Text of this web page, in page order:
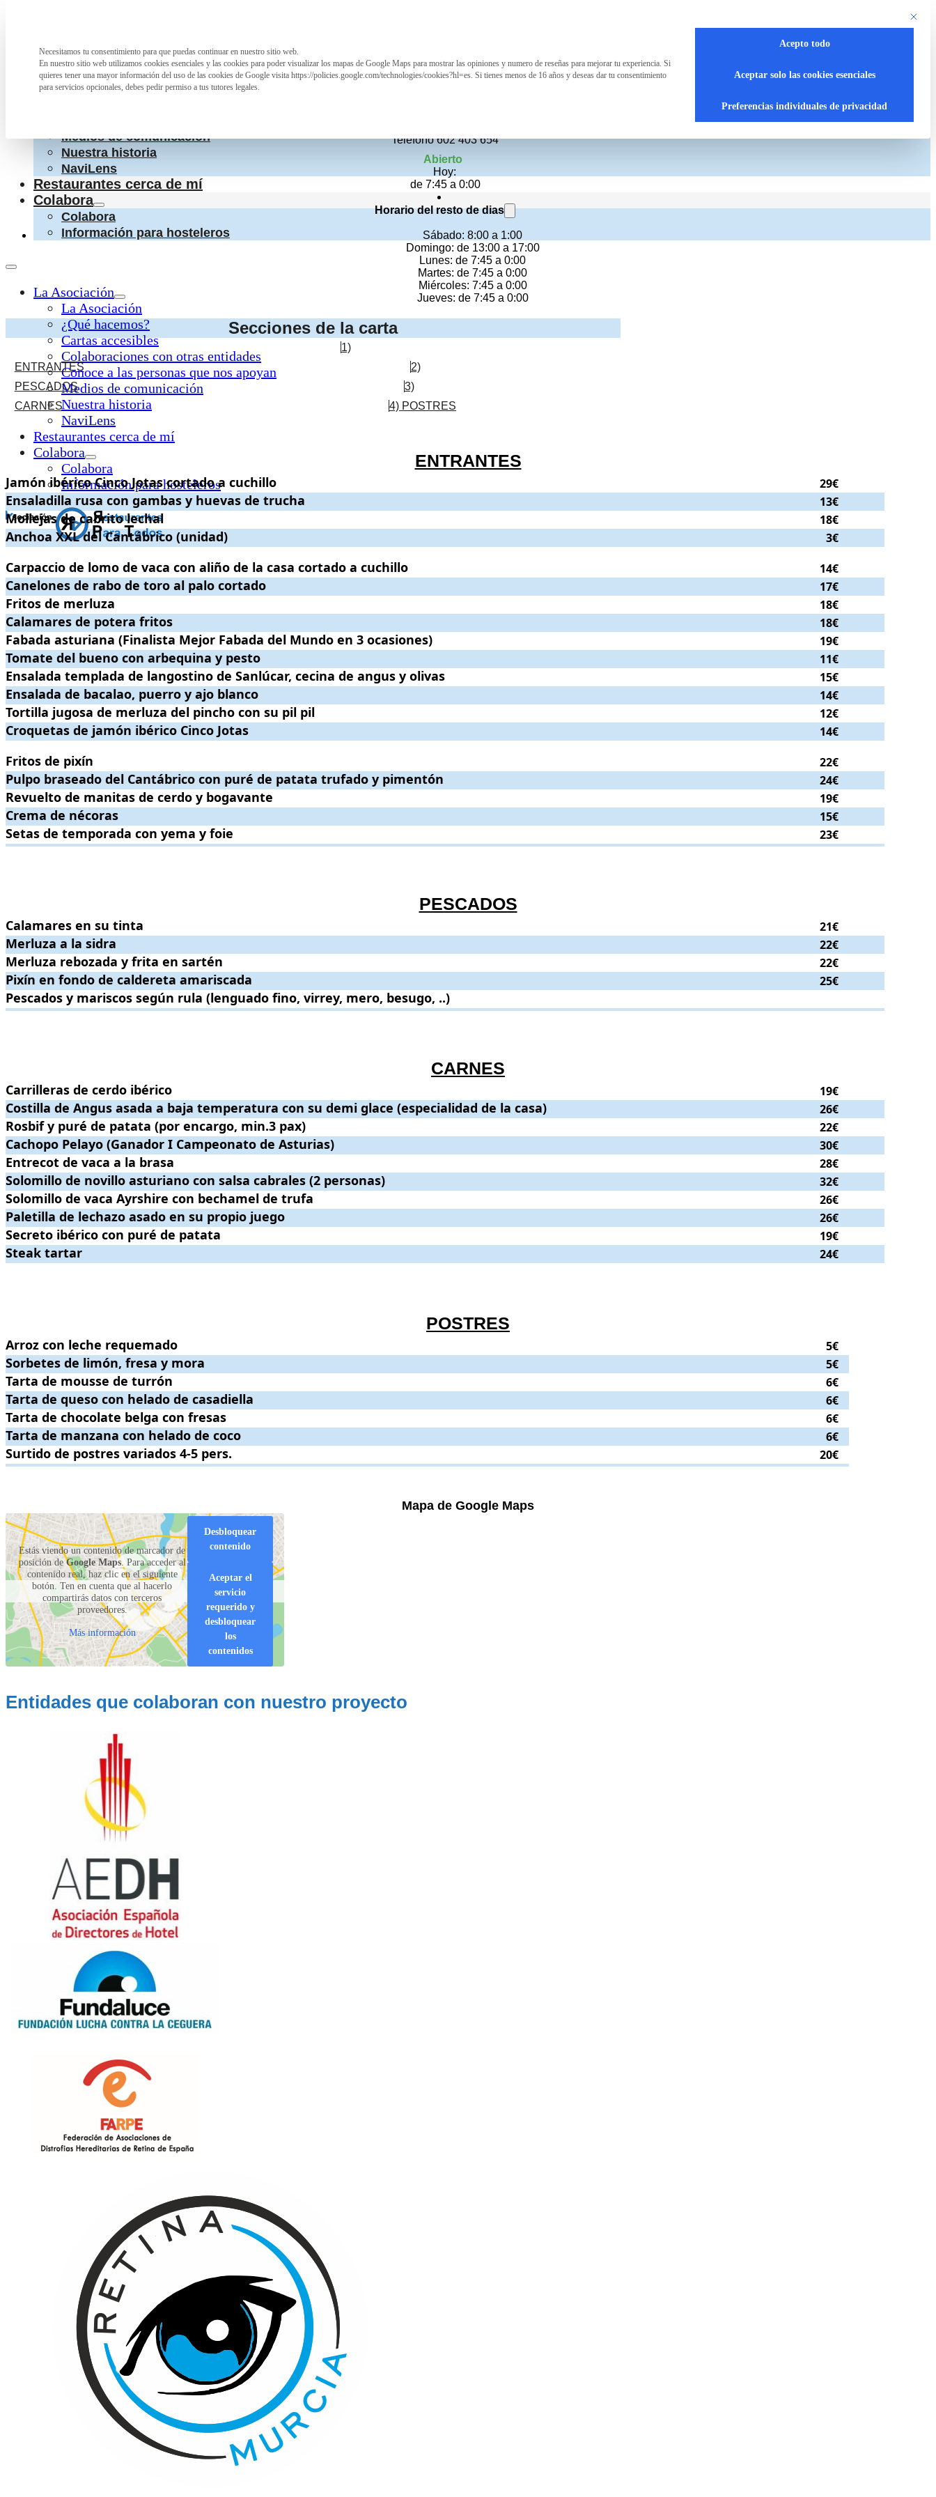
La Asociación
¿Qué hacemos?
Cartas accesibles
Medios de comunicación
Nuestra historia
NaviLens
Restaurantes cerca de mí
Colabora
Colabora
Información para hosteleros
La Asociación
La Asociación
¿Qué hacemos?
Cartas accesibles
Colaboraciones con otras entidades
Conoce a las personas que nos apoyan
Medios de comunicación
Nuestra historia
NaviLens
Restaurantes cerca de mí
Colabora
Colabora
Información para hosteleros
La Corte De Pelayo
Teléfono 602 403 654
Abierto
Hoy:
de 7:45 a 0:00
Horario del resto de dias
Sábado: 8:00 a 1:00
Domingo: de 13:00 a 17:00
Lunes: de 7:45 a 0:00
Martes: de 7:45 a 0:00
Miércoles: 7:45 a 0:00
Jueves: de 7:45 a 0:00
Secciones de la carta
1)
ENTRANTES
2)
PESCADOS
3)
CARNES
4) POSTRES
ENTRANTES
Jamón ibérico Cinco Jotas cortado a cuchillo .. Precio:29€
Jamón ibérico Cinco Jotas cortado a cuchillo 29€
Ensaladilla rusa con gambas y huevas de trucha .. Precio:13€ .
Ensaladilla rusa con gambas y huevas de trucha 13€
Mollejas de cabrito lechal .. Precio:
Mollejas de cabrito lechal 18€
Anchoa XXL del Cantábrico (unidad) .. Precio:
Anchoa XXL del Cantábrico (unidad) 3€
Carpaccio de lomo de vaca con aliño de la casa cortado a cuchillo .. Precio: 14€ .
Carpaccio de lomo de vaca con aliño de la casa cortado a cuchillo 14€
Canelones de rabo de toro al palo cortado .. Precio:17€
Canelones de rabo de toro al palo cortado 17€
Fritos de merluza .. Precio:
Fritos de merluza 18€
Calamares de potera fritos . . Precio:
Calamares de potera fritos 18€
Fabada asturiana (Finalista Mejor Fabada del Mundo en 3 ocasiones) .. Precio:19€ .
Fabada asturiana (Finalista Mejor Fabada del Mundo en 3 ocasiones) 19€
Tomate del bueno con arbequina y pesto .. Precio:11€
Tomate del bueno con arbequina y pesto 11€
Ensalada templada de langostino de Sanlúcar, cecina de angus y olivas .. Precio:15€ .
Ensalada templada de langostino de Sanlúcar, cecina de angus y olivas 15€
Ensalada de bacalao, puerro y ajo blanco .. Precio:14€
Ensalada de bacalao, puerro y ajo blanco 14€
Tortilla jugosa de merluza del pincho con su pil pil .. Precio:12€ .
Tortilla jugosa de merluza del pincho con su pil pil 12€
Croquetas de jamón ibérico Cinco Jotas .. Precio:14€
Croquetas de jamón ibérico Cinco Jotas 14€
Fritos de pixín .. Precio:
Fritos de pixín 22€
Pulpo braseado del Cantábrico con puré de patata trufado y pimentón .. Precio:24€ .
Pulpo braseado del Cantábrico con puré de patata trufado y pimentón 24€
Revuelto de manitas de cerdo y bogavante .. Precio:19€
Revuelto de manitas de cerdo y bogavante 19€
Crema de nécoras .. Precio:
Crema de nécoras 15€
Setas de temporada con yema y foie .. Precio:23€
Setas de temporada con yema y foie 23€
..
PESCADOS
Calamares en su tinta .. Precio:
Calamares en su tinta 21€
Merluza a la sidra .. Precio:
Merluza a la sidra 22€
Merluza rebozada y frita en sartén . . Precio:22€ .
Merluza rebozada y frita en sartén 22€
Pixín en fondo de caldereta amariscada .. Precio:25€ .
Pixín en fondo de caldereta amariscada 25€
Pescados y mariscos según rula (lenguado fino, virrey, mero, besugo, ..) ..
Pescados y mariscos según rula (lenguado fino, virrey, mero, besugo, ..)
..
CARNES
Carrilleras de cerdo ibérico .. Precio:19€
Carrilleras de cerdo ibérico 19€
Costilla de Angus asada a baja temperatura con su demi glace (especialidad de la casa) .. Precio:26€ .
Costilla de Angus asada a baja temperatura con su demi glace (especialidad de la casa) 26€
Rosbif y puré de patata (por encargo, min.3 pax) .. Precio: 22€ .
Rosbif y puré de patata (por encargo, min.3 pax) 22€
Cachopo Pelayo (Ganador I Campeonato de Asturias) .. Precio:30€ .
Cachopo Pelayo (Ganador I Campeonato de Asturias) 30€
Entrecot de vaca a la brasa .. Precio:28€
Entrecot de vaca a la brasa 28€
Solomillo de novillo asturiano con salsa cabrales (2 personas) .. Precio: 32€ .
Solomillo de novillo asturiano con salsa cabrales (2 personas) 32€
Solomillo de vaca Ayrshire con bechamel de trufa .. Precio:26€ .
Solomillo de vaca Ayrshire con bechamel de trufa 26€
Paletilla de lechazo asado en su propio juego .. Precio: 26€ .
Paletilla de lechazo asado en su propio juego 26€
Secreto ibérico con puré de patata .. Precio:19€
Secreto ibérico con puré de patata 19€
Steak tartar .. Precio:
Steak tartar 24€
POSTRES
Arroz con leche requemado .. Precio:5€
Arroz con leche requemado 5€
Sorbetes de limón, fresa y mora .. Precio:5€
Sorbetes de limón, fresa y mora 5€
Tarta de mousse de turrón .. Precio:6€
Tarta de mousse de turrón 6€
Tarta de queso con helado de casadiella .. Precio:6€ .
Tarta de queso con helado de casadiella 6€
Tarta de chocolate belga con fresas .. Precio:6€ .
Tarta de chocolate belga con fresas 6€
Tarta de manzana con helado de coco .. Precio:6€ .
Tarta de manzana con helado de coco 6€
Surtido de postres variados 4-5 pers. .. Precio:20€
Surtido de postres variados 4-5 pers. 20€
..
Mapa de Google Maps
Estás viendo un contenido de marcador de
posición deGoogle Maps. Para acceder al
contenido real, haz clic en el siguiente
botón. Ten en cuenta que al hacerlo
compartirás datos con terceros
proveedores.
Más información
Desbloquear
contenido
Aceptar el
servicio
requerido y
desbloquear
los
contenidos
Entidades que colaboran con nuestro proyecto
Este
Preferencia de privacidad
Necesitamos tu consentimiento para que puedas continuar en nuestro sitio web.
En nuestro sitio web utilizamos cookies esenciales y las cookies para poder visualizar los mapas de Google Maps para mostrar las opiniones y numero de reseñas para mejorar tu experiencia. Si
quieres tener una mayor información del uso de las cookies de Google visita https://policies.google.com/technologies/cookies?hl=es. Si tienes menos de 16 años y deseas dar tu consentimiento
para servicios opcionales, debes pedir permiso a tus tutores legales.
Acepto todo
Aceptar solo las cookies esenciales
Preferencias individuales de privacidad